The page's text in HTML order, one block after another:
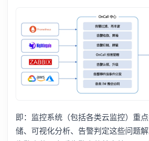
即：监控系统（包括各类云监控）重
储、可视化分析、告警判定这些问题